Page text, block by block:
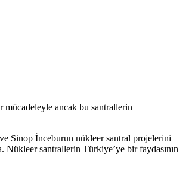
ancak bu santrallerin
Sinop İnceburun nükleer santral projelerini
Nükleer santrallerin Türkiye’ye bir faydasının